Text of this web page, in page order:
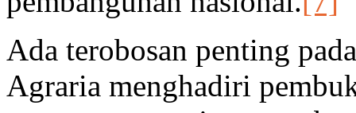
Ada terobosan penting
Agraria menghadiri